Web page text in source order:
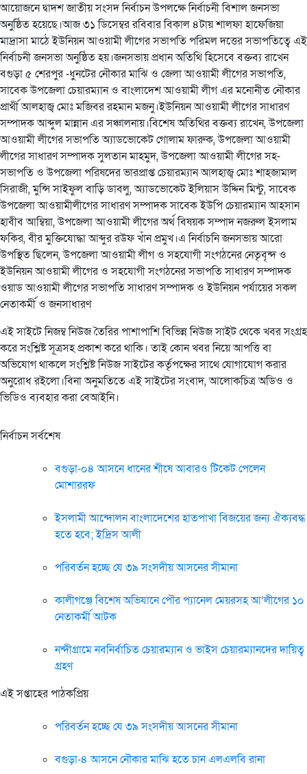
আয়োজনে দ্বাদশ জাতীয় সংসদ নির্বাচন উপলক্ষে নির্বাচনী বিশাল জনসভা
অনুষ্ঠিত হয়েছে।আজ ৩১ ডিসেম্বর রবিবার বিকাল ৪টায় শালফা হাফেজিয়া
মাদ্রাসা মাঠে ইউনিয়ন আওয়ামী লীগের সভাপতি পরিমল দত্তের সভাপতিত্বে এই
নির্বাচনী জনসভা অনুষ্ঠিত হয়।জনসভায় প্রধান অতিথি হিসেবে বক্তব্য রাখেন
বগুড়া ৫ শেরপুর -ধুনটের নৌকার মাঝি ও জেলা আওয়ামী লীগের সভাপতি,
সাবেক উপজেলা চেয়ারম্যান ও বাংলাদেশ আওয়ামী লীগ এর মনোনীত নৌকার
প্রার্থী আলহাজ্ব মোঃ মজিবর রহমান মজনু।ইউনিয়ন আওয়ামী লীগের সাধারণ
সম্পাদক আব্দুল মান্নান এর সঞ্চালনায়।বিশেষ অতিথির বক্তব্য রাখেন, উপজেলা
আওয়ামী লীগের সভাপতি অ্যাডভোকেট গোলাম ফারুক, উপজেলা আওয়ামী
লীগের সাধারণ সম্পাদক সুলতান মাহমুদ, উপজেলা আওয়ামী লীগের সহ-
সভাপতি ও উপজেলা পরিষদের ভারপ্রাপ্ত চেয়ারম্যান আলহাজ্ব মোঃ শাহজামাল
সিরাজী, মুন্সি সাইফুল বাড়ি ডাবলু, অ্যাডভোকেট ইলিয়াস উদ্দিন মিন্টু, সাবেক
উপজেলা আওয়ামীলীগের সাধারণ সম্পাদক সাবেক ইউপি চেয়ারম্যান আহসান
হাবীব আম্বিয়া, উপজেলা আওয়ামী লীগের অর্থ বিষয়ক সম্পাদ নজরুল ইসলাম
ফকির, বীর মুক্তিযোদ্ধা আব্দুর রউফ খাঁন প্রমুখ।এ নির্বাচনি জনসভায় আরো
উপস্থিত ছিলেন, উপজেলা আওয়ামী লীগ ও সহযোগী সংগঠনের নেতৃবৃন্দ ও
ইউনিয়ন আওয়ামী লীগের ও সহযোগী সংগঠনের সভাপতি সাধারণ সম্পাদক
ওয়াড আওয়ামী লীগের সভাপতি সাধারণ সম্পাদক ও ইউনিয়ন পর্যায়ের সকল
নেতাকর্মী ও জনসাধারণ
এই সাইটে নিজম্ব নিউজ তৈরির পাশাপাশি বিভিন্ন নিউজ সাইট থেকে খবর সংগ্রহ
করে সংশ্লিষ্ট সূত্রসহ প্রকাশ করে থাকি। তাই কোন খবর নিয়ে আপত্তি বা
অভিযোগ থাকলে সংশ্লিষ্ট নিউজ সাইটের কর্তৃপক্ষের সাথে যোগাযোগ করার
অনুরোধ রইলো।বিনা অনুমতিতে এই সাইটের সংবাদ, আলোকচিত্র অডিও ও
ভিডিও ব্যবহার করা বেআইনি।
নির্বাচন সর্বশেষ
বগুড়া-০৪ আসনে ধানের শীষে আবারও টিকেট পেলেন
মোশাররফ
ইসলামী আন্দোলন বাংলাদেশের হাতপাখা বিজয়ের জন্য ঐক্যবদ্ধ
হতে হবে; ইদ্রিস আলী
পরিবর্তন হচ্ছে যে ৩৯ সংসদীয় আসনের সীমানা
কালীগঞ্জে বিশেষ অভিযানে পৌর প্যানেল মেয়রসহ আ’লীগের ১০
নেতাকর্মী আটক
নন্দীগ্রামে নবনির্বাচিত চেয়ারম্যান ও ভাইস চেয়ারম্যানদের দায়িত্ব
গ্রহণ
এই সপ্তাহের পাঠকপ্রিয়
পরিবর্তন হচ্ছে যে ৩৯ সংসদীয় আসনের সীমানা
বগুড়া-৪ আসনে নৌকার মাঝি হতে চান এলএলবি রানা